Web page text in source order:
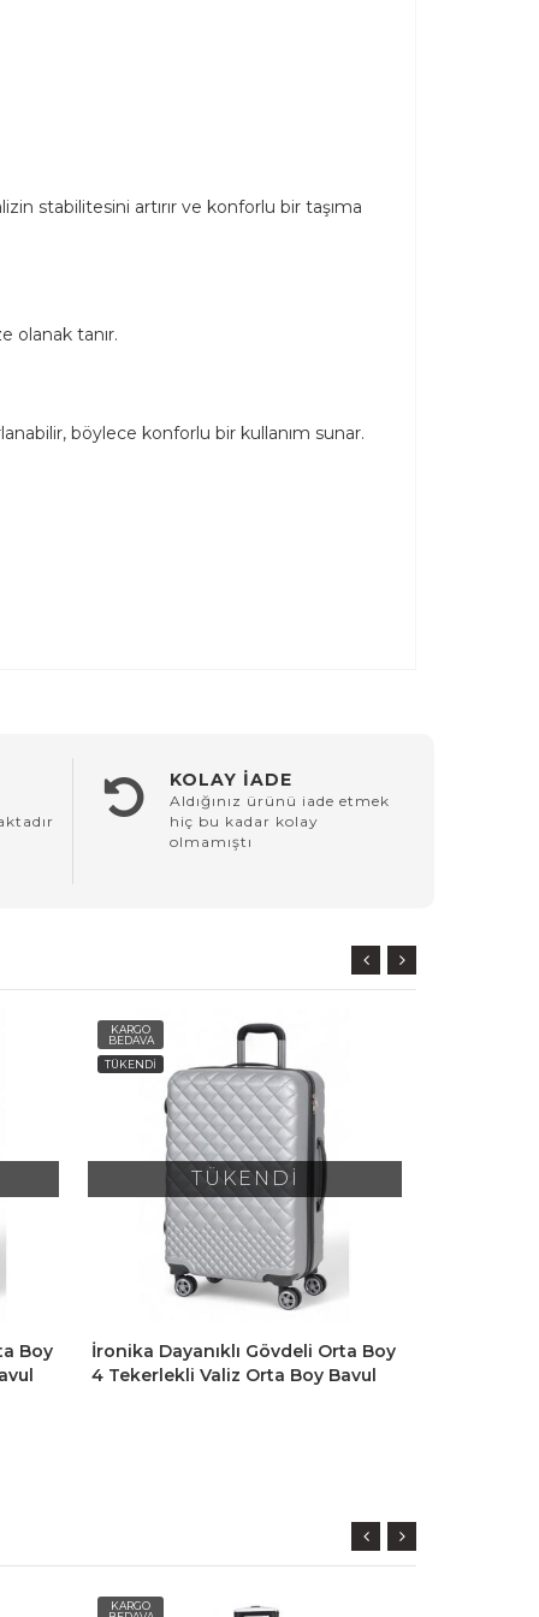
stabilitesini artırır ve konforlu bir taşıma
olanak tanır.
böylece konforlu bir kullanım sunar.
KOLAY İADE
Aldığınız ürünü iade etmek
hiç bu kadar kolay
olmamıştı
Boy
KARGO
BEDAVA
TÜKENDİ
TÜKENDİ
İronika Dayanıklı Gövdeli Orta Boy
4 Tekerlekli Valiz Orta Boy Bavul
KARGO